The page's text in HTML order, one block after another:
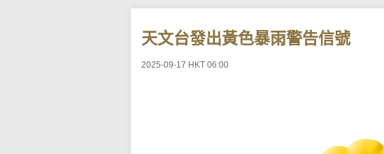
天文台發出黃色暴雨警告信號
2025-09-17 HKT 06:00